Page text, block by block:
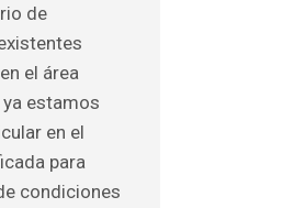
de
el área
estamos
en el
para
condiciones